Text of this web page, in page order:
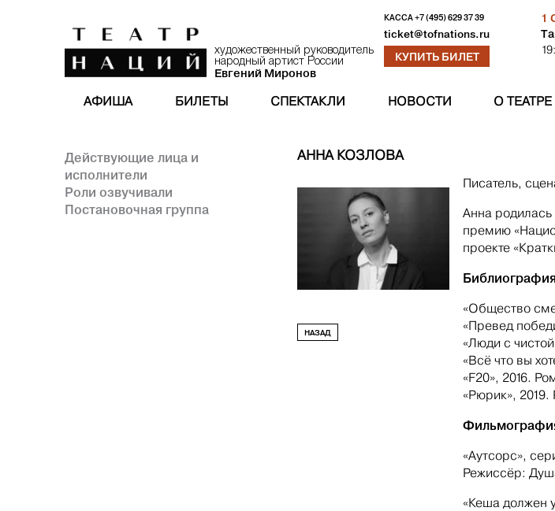
художественный руководитель
народный артист России
Евгений Миронов
КАССА+7 (495) 629 37 39
ticket@tofnations.ru
КУПИТЬ БИЛЕТ
1
АФИША БИЛЕТЫ СПЕКТАКЛИ НОВОСТИ О ТЕАТРЕ
Действующие лица и
исполнители
Роли озвучивали
Постановочная группа
АННА КОЗЛОВА
НАЗАД
Писатель,
Анна родилась
премию
проекте
«Общество
«Превед
«Люди с
«Всё что вы
«F20», 2016.
«Рюрик», 2019.
«Аутсорс»,
Режиссёр:
«Кеша должен